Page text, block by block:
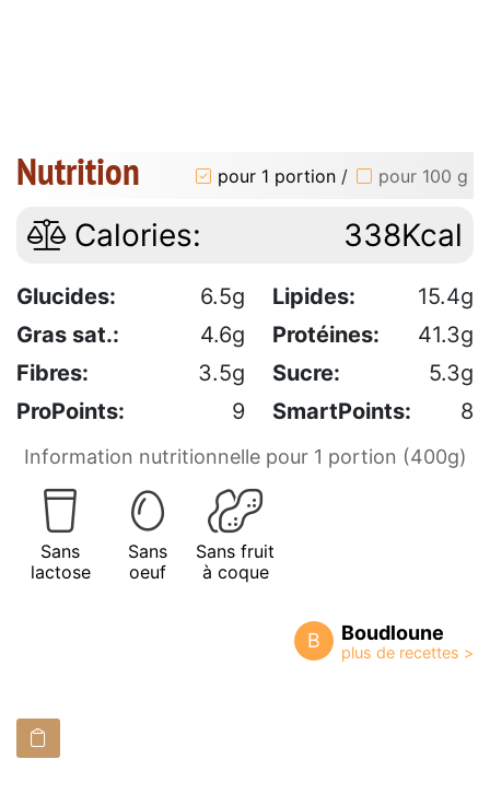
Nutrition pour 1 portion / pour 100 g
Calories: 338Kcal
Glucides: 6.5g Lipides:
15.4g
Gras sat.:
4.6g Protéines:
41.3g
Fibres:
3.5g Sucre:
5.3g
ProPoints:
9 SmartPoints: 8
Information nutritionnelle pour 1 portion (400g)
Sans
lactose
Sans
oeuf
Sans fruit
à coque
B Boudloune